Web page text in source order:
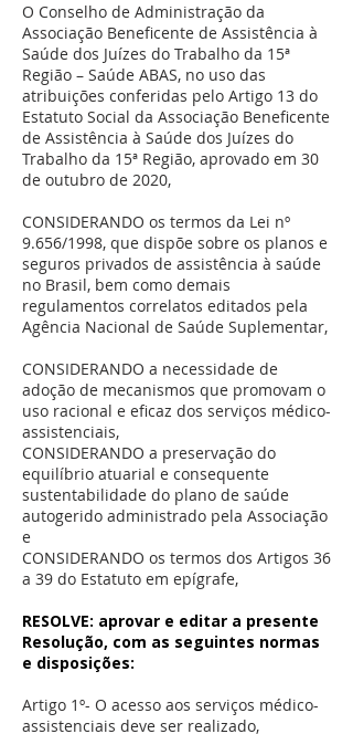
O Conselho de Administração da
Associação Beneficente de Assistência à
Saúde dos Juízes do Trabalho da 15ª
Região – Saúde ABAS, no uso das
atribuições conferidas pelo Artigo 13 do
Estatuto Social da Associação Beneficente
de Assistência à Saúde dos Juízes do
Trabalho da 15ª Região, aprovado em 30
de outubro de 2020,
CONSIDERANDO os termos da Lei nº
9.656/1998, que dispõe sobre os planos e
seguros privados de assistência à saúde
no Brasil, bem como demais
regulamentos correlatos editados pela
Agência Nacional de Saúde Suplementar,
CONSIDERANDO a necessidade de
adoção de mecanismos que promovam o
uso racional e eficaz dos serviços médico-
assistenciais,
CONSIDERANDO a preservação do
equilíbrio atuarial e consequente
sustentabilidade do plano de saúde
autogerido administrado pela Associação
e
CONSIDERANDO os termos dos Artigos 36
a 39 do Estatuto em epígrafe,
RESOLVE: aprovar e editar a presente
Resolução, com as seguintes normas
e disposições:
Artigo 1º- O acesso aos serviços médico-
assistenciais deve ser realizado,